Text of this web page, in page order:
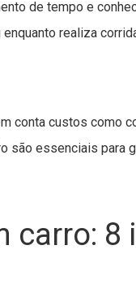
de tempo e
realiza
conta custos como
são essenciais para
carro: 8